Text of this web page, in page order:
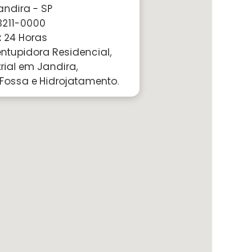
- SP
0000
24 Horas
Residencial,
em Jandira,
e Hidrojatamento.